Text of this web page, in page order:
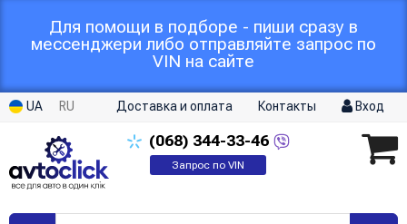
Для помощи в подборе - пиши сразу в
мессенджери либо отправляйте запрос по
VIN на сайте
UA RU Доставка и оплата Контакты Вход
(068) 344-33-46
Запрос по VIN